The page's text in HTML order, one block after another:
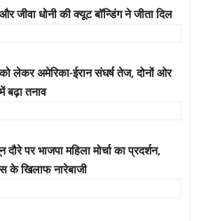
जीवा धोनी की क्यूट बॉन्डिंग ने जीता दिल
लेकर अमेरिका-ईरान संघर्ष तेज, दोनों ओर
बढ़ा तनाव
पर भाजपा महिला मोर्चा का प्रदर्शन,
के खिलाफ नारेबाजी